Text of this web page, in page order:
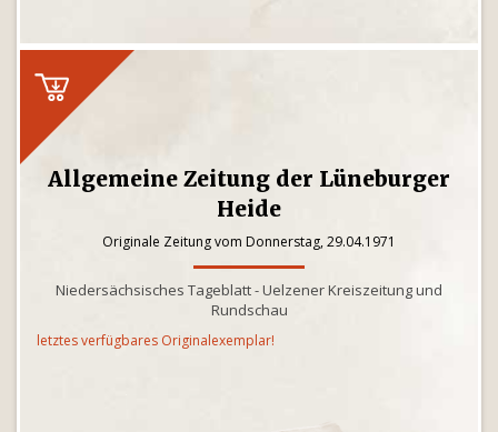
Allgemeine Zeitung der Lüneburger
Heide
Originale Zeitung vom Donnerstag, 29.04.1971
Niedersächsisches Tageblatt - Uelzener Kreiszeitung und
Rundschau
letztes verfügbares Originalexemplar!